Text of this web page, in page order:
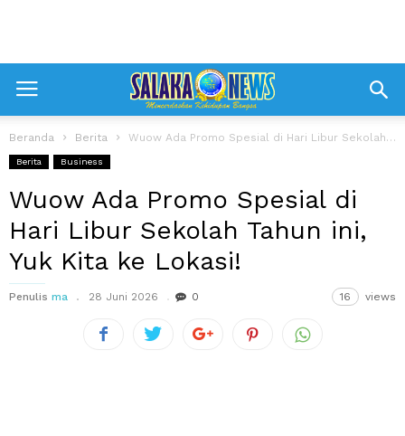
Beranda Berita Wuow Ada Promo Spesial di Hari Libur Sekolah Tahun ini, Yuk Kita...
Berita Business
Wuow Ada Promo Spesial di
Hari Libur Sekolah Tahun ini,
Yuk Kita ke Lokasi!
Penulis ma 28 Juni 2026 0 16 views